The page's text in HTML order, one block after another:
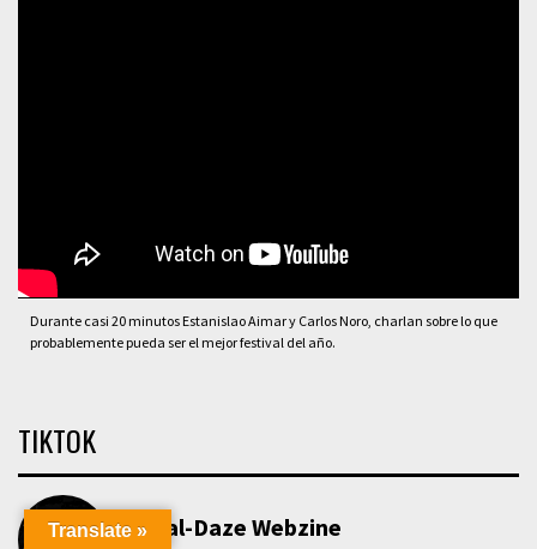
Durante casi 20 minutos Estanislao Aimar y Carlos Noro, charlan sobre lo que
probablemente pueda ser el mejor festival del año.
TIKTOK
Metal-Daze Webzine
Translate »